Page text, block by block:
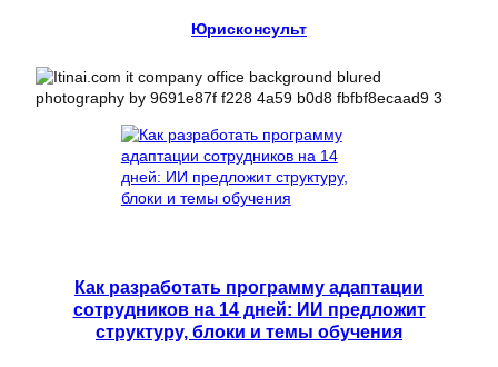
Юрисконсульт
Как разработать программу адаптации
сотрудников на 14 дней: ИИ предложит
структуру, блоки и темы обучения